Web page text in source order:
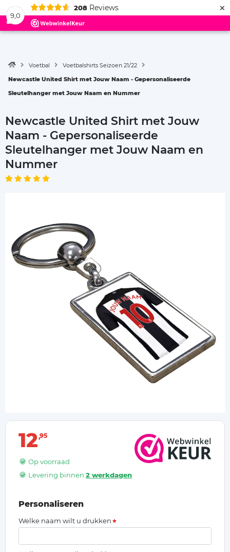
9,0
208 Reviews ×
Menu
Voetbal
Voetbalshirts Seizoen 21/22
Newcastle United Shirt met Jouw Naam - Gepersonaliseerde
Sleutelhanger met Jouw Naam en Nummer
Newcastle United Shirt met Jouw
Naam - Gepersonaliseerde
Sleutelhanger met Jouw Naam en
Nummer
12 95
Op voorraad
Levering binnen2 werkdagen
Personaliseren
Welke naam wilt u drukken